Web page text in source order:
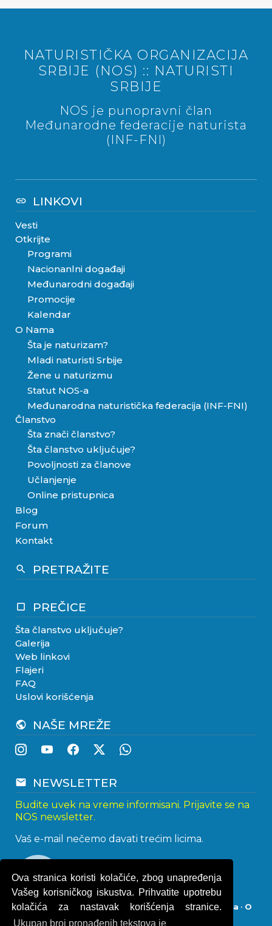
Ova stranica koristi kolačiće, zbog unapređenja
Vašeg korisničkog iskustva. Prihvatite upotrebu
kolačića za nastavak korišćenja stranice.
Ukupan broj pronađenih tekstova je
NATURISTIČKA ORGANIZACIJA
SRBIJE (NOS) :: NATURISTI
SRBIJE
NOS je punopravni član
Međunarodne federacije naturista
(INF-FNI)
link LINKOVI
Vesti
Otkrijte
Programi
Nacionanlni događaji
Međunarodni događaji
Promocije
Kalendar
O Nama
Šta je naturizam?
Mladi naturisti Srbije
Žene u naturizmu
Statut NOS-a
Međunarodna naturistička federacija (INF-FNI)
Članstvo
Šta znači članstvo?
Šta članstvo uključuje?
Povoljnosti za članove
Učlanjenje
Online pristupnica
Blog
Forum
Kontakt
search PRETRAŽITE
crop_square PREČICE
Šta članstvo uključuje?
Galerija
Web linkovi
Flajeri
FAQ
Uslovi korišćenja
public NAŠE MREŽE
email NEWSLETTER
Budite uvek na vreme informisani. Prijavite se na
NOS newsletter.
Vaš e-mail nečemo davati trećim licima.
Impresum• Politika privatnosti•Uslovi korišćenja • O
kolačićima